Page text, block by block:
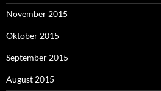
November 2015
Oktober 2015
September 2015
August 2015